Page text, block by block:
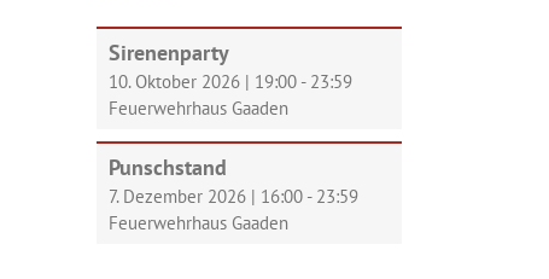
Sirenenparty
10. Oktober 2026 | 19:00 - 23:59
Feuerwehrhaus Gaaden
Punschstand
7. Dezember 2026 | 16:00 - 23:59
Feuerwehrhaus Gaaden